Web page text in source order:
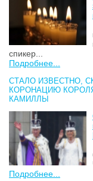
спикер...
Подробнее...
СТАЛО ИЗВЕСТНО,
КОРОНАЦИЮ
КАМИЛЛЫ
Подробнее...